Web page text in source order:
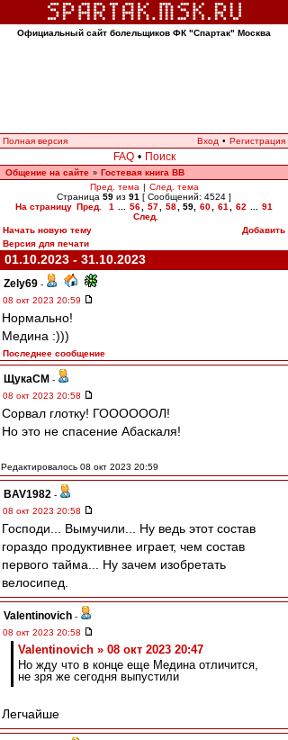
Официальный сайт болельщиков ФК "Спартак" Москва
Полная версия Вход • Регистрация
FAQ • Поиск
Общение на сайте » Гостевая книга ВВ
Пред. тема | След. тема
Страница 59 из 91 [ Сообщений: 4524 ]
На страницу Пред. 1 56 57 58 59 60 61 62
91
След.
Начать новую тему
Добавить
Версия для печати
01.10.2023 - 31.10.2023
Zely69 -
08 окт 2023 20:59
Нормально!
Медина :)))
Последнее сообщение
ЩукаСМ -
08 окт 2023 20:58
Сорвал глотку! ГООООООЛ!
Но это не спасение Абаскаля!
Редактировалось 08 окт 2023 20:59
BAV1982 -
08 окт 2023 20:58
Господи... Вымучили... Ну ведь этот состав
гораздо продуктивнее играет, чем состав
первого тайма... Ну зачем изобретать
велосипед.
Valentinovich -
08 окт 2023 20:58
Valentinovich » 08 окт 2023 20:47
Но жду что в конце еще Медина отличится,
не зря же сегодня выпустили
Легчайше